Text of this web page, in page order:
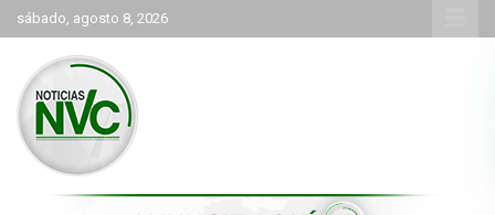
Saltar
al
contenido
sábado, agosto 8, 2026
NVC Noticias